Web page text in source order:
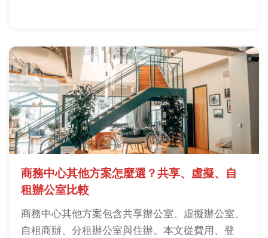
商務中心其他方案怎麼選？共享、虛擬、自
租辦公室比較
商務中心其他方案包含共享辦公室、虛擬辦公室、
自租商辦、分租辦公室與住辦。本文從費用、登